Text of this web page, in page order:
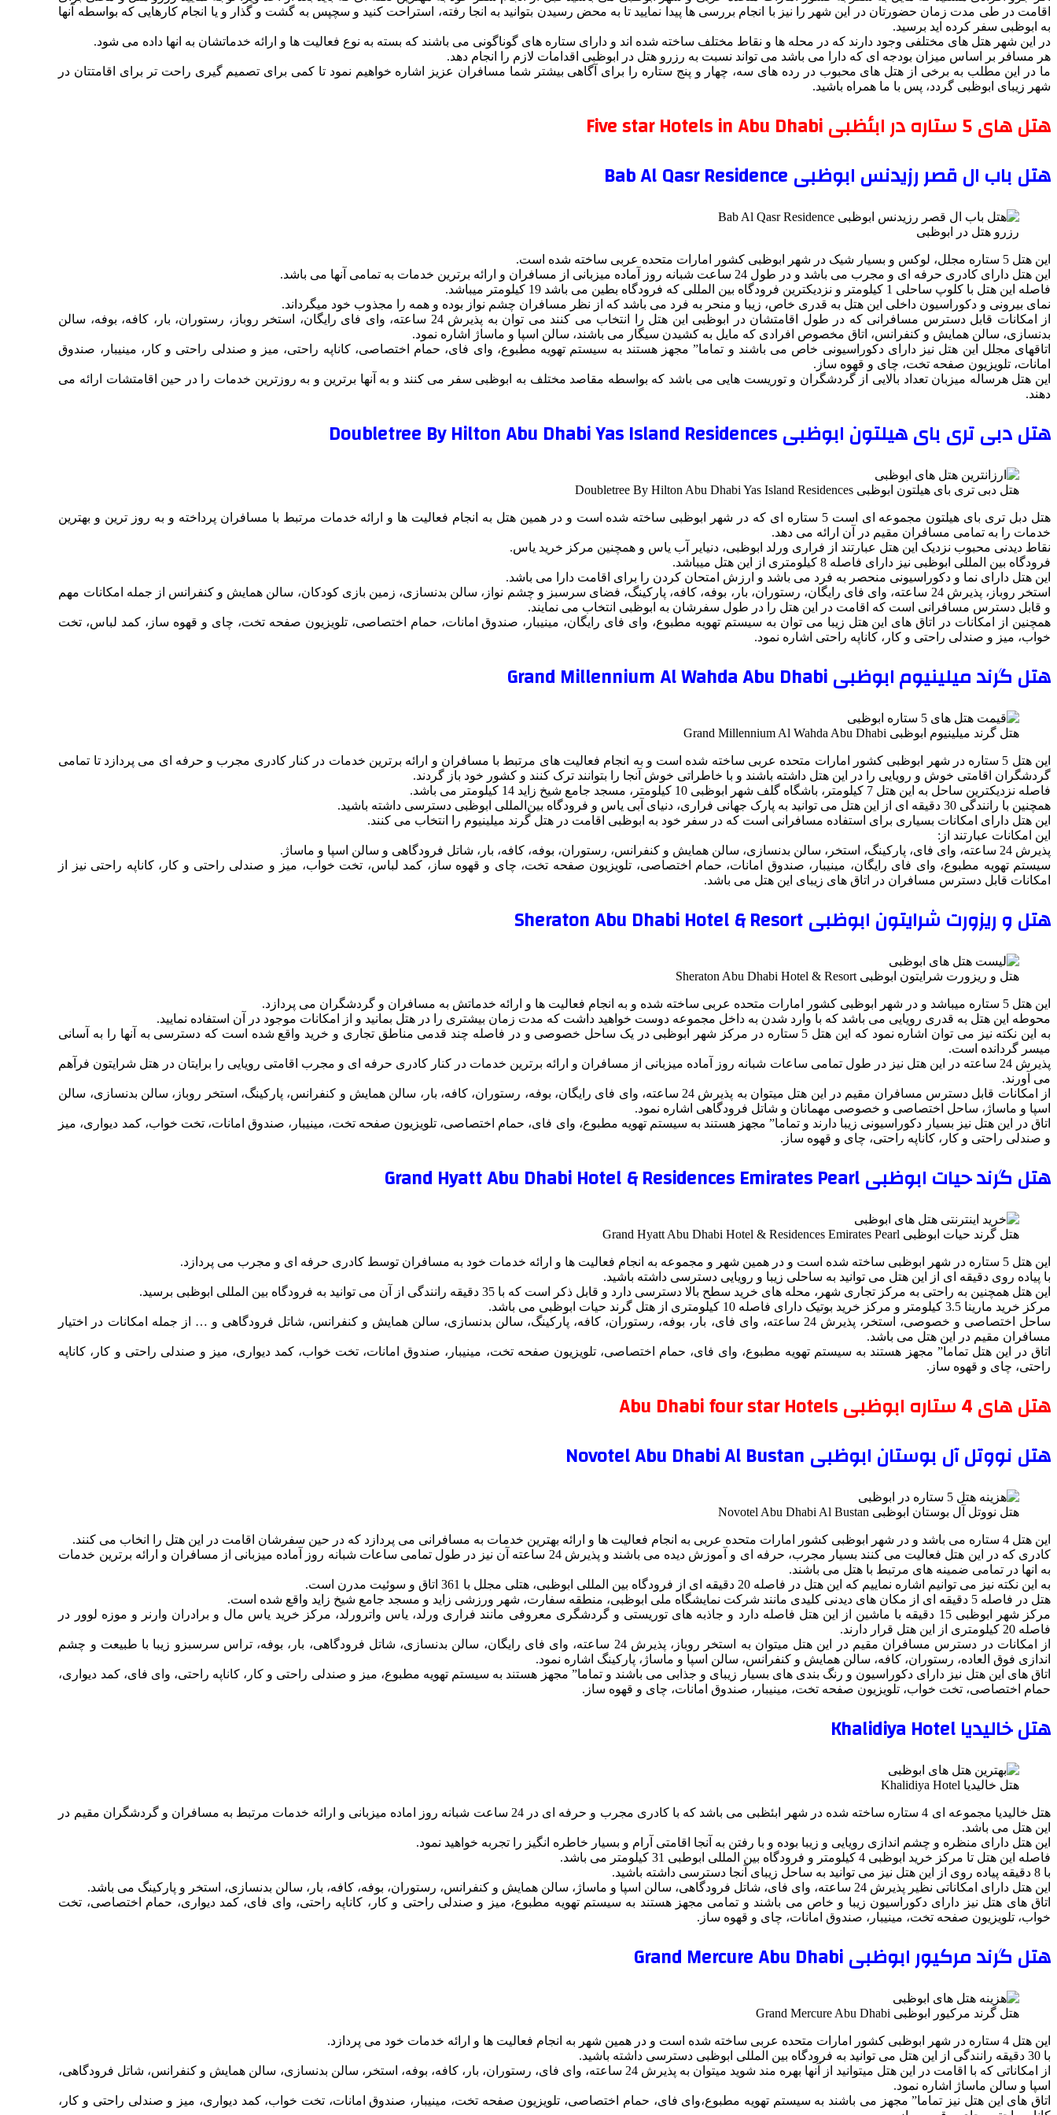
اقامت در طی مدت زمان حضورتان در این شهر را نیز با انجام بررسی ها پیدا نمایید تا به محض رسیدن بتوانید به انجا رفته، استراحت کنید و سچپس به گشت و گذار و یا انجام کارهایی که بواسطه آنها
به ابوظبی سفر کرده اید برسید.
در این شهر هتل های مختلفی وجود دارند که در محله ها و نقاط مختلف ساخته شده اند و دارای ستاره های گوناگونی می باشند که بسته به نوع فعالیت ها و ارائه خدماتشان به انها داده می شود.
هر مسافر بر اساس میزان بودجه ای که دارا می باشد می تواند نسبت به رزرو هتل در ابوظبی اقدامات لازم را انجام دهد.
ما در این مطلب به برخی از هتل های محبوب در رده های سه، چهار و پنج ستاره را برای آگاهی بیشتر شما مسافران عزیز اشاره خواهیم نمود تا کمی برای تصمیم گیری راحت تر برای اقامتتان در
شهر زیبای ابوظبی گردد، پس با ما همراه باشید.
هتل های 5 ستاره در ابئظبی Five star Hotels in Abu Dhabi
هتل باب ال قصر رزیدنس ابوظبی Bab Al Qasr Residence
رزرو هتل در ابوظبی
این هتل 5 ستاره مجلل، لوکس و بسیار شیک در شهر ابوظبی کشور امارات متحده عربی ساخته شده است.
این هتل دارای کادری حرفه ای و مجرب می باشد و در طول 24 ساعت شبانه روز آماده میزبانی از مسافران و ارائه برترین خدمات به تمامی آنها می باشد.
فاصله این هتل با کلوپ ساحلی 1 کیلومتر و نزدیکترین فرودگاه بین المللی که فرودگاه بطین می باشد 19 کیلومتر میباشد.
نمای بیرونی و دکوراسیون داخلی این هتل به قدری خاص، زیبا و منحر به فرد می باشد که از نظر مسافران چشم نواز بوده و همه را مجذوب خود میگرداند.
از امکانات قابل دسترس مسافرانی که در طول اقامتشان در ابوظبی این هتل را انتخاب می کنند می توان به پذیرش 24 ساعته، وای فای رایگان، استخر روباز، رستوران، بار، کافه، بوفه، سالن
بدنسازی، سالن همایش و کنفرانس، اتاق مخصوص افرادی که مایل به کشیدن سیگار می باشند، سالن اسپا و ماساژ اشاره نمود.
اتاقهای مجلل این هتل نیز دارای دکوراسیونی خاص می باشند و تماما” مجهز هستند به سیستم تهویه مطبوع، وای فای، حمام اختصاصی، کاناپه راحتی، میز و صندلی راحتی و کار، مینیبار، صندوق
امانات، تلویزیون صفحه تخت، چای و قهوه ساز.
این هتل هرساله میزبان تعداد بالایی از گردشگران و توریست هایی می باشد که بواسطه مقاصد مختلف به ابوظبی سفر می کنند و به آنها برترین و به روزترین خدمات را در حین اقامتشات ارائه می
دهند.
هتل دبی تری بای هیلتون ابوظبی Doubletree By Hilton Abu Dhabi Yas Island Residences
هتل دبی تری بای هیلتون ابوظبی Doubletree By Hilton Abu Dhabi Yas Island Residences
هتل دبل تری بای هیلتون مجموعه ای است 5 ستاره ای که در شهر ابوظبی ساخته شده است و در همین هتل به انجام فعالیت ها و ارائه خدمات مرتبط با مسافران پرداخته و به روز ترین و بهترین
خدمات را به تمامی مسافران مقیم در آن ارائه می دهد.
نقاط دیدنی محبوب نزدیک این هتل عبارتند از فراری ورلد ابوظبی، دنیایر آب یاس و همچنین مرکز خرید یاس.
فرودگاه بین المللی ابوظبی نیز دارای فاصله 8 کیلومتری از این هتل میباشد.
این هتل دارای نما و دکوراسیونی منحصر به فرد می باشد و ارزش امتحان کردن را برای اقامت دارا می باشد.
استخر روباز، پذیرش 24 ساعته، وای فای رایگان، رستوران، بار، بوفه، کافه، پارکینگ، فضای سرسبز و چشم نواز، سالن بدنسازی، زمین بازی کودکان، سالن همایش و کنفرانس از جمله امکانات مهم
و قابل دسترس مسافرانی است که اقامت در این هتل را در طول سفرشان به ابوظبی انتخاب می نمایند.
همچنین از امکانات در اتاق های این هتل زیبا می توان به سیستم تهویه مطبوع، وای فای رایگان، مینیبار، صندوق امانات، حمام اختصاصی، تلویزیون صفحه تخت، چای و قهوه ساز، کمد لباس، تخت
خواب، میز و صندلی راحتی و کار، کاناپه راحتی اشاره نمود.
هتل گرند میلینیوم ابوظبی Grand Millennium Al Wahda Abu Dhabi
هتل گرند میلینیوم ابوظبی Grand Millennium Al Wahda Abu Dhabi
این هتل 5 ستاره در شهر ابوظبی کشور امارات متحده عربی ساخته شده است و به انجام فعالیت های مرتبط با مسافران و ارائه برترین خدمات در کنار کادری مجرب و حرفه ای می پردازد تا تمامی
گردشگران اقامتی خوش و رویایی را در این هتل داشته باشند و با خاطراتی خوش آنجا را بتوانند ترک کنند و کشور خود باز گردند.
فاصله نزدیکترین ساحل به این هتل 7 کیلومتر، باشگاه گلف شهر ابوظبی 10 کیلومتر، مسجد جامع شیخ زاید 14 کیلومتر می باشد.
همچنین با رانندگی 30 دقیقه ای از این هتل می توانید به پارک جهانی فراری، دنیای آبی یاس و فرودگاه بین‌المللی ابوظبی دسترسی داشته باشید.
این هتل دارای امکانات بسیاری برای استفاده مسافرانی است که در سفر خود به ابوظبی اقامت در هتل گرند میلینیوم را انتخاب می کنند.
این امکانات عبارتند از:
پذیرش 24 ساعته، وای فای، پارکینگ، استخر، سالن بدنسازی، سالن همایش و کنفرانس، رستوران، بوفه، کافه، بار، شاتل فرودگاهی و سالن اسپا و ماساژ.
سیستم تهویه مطبوع، وای فای رایگان، مینیبار، صندوق امانات، حمام اختصاصی، تلویزیون صفحه تخت، چای و قهوه ساز، کمد لباس، تخت خواب، میز و صندلی راحتی و کار، کاناپه راحتی نیز از
امکانات قابل دسترس مسافران در اتاق های زیبای این هتل می باشد.
هتل و ریزورت شرایتون ابوظبی Sheraton Abu Dhabi Hotel & Resort
هتل و ریزورت شرایتون ابوظبی Sheraton Abu Dhabi Hotel & Resort
این هتل 5 ستاره میباشد و در شهر ابوظبی کشور امارات متحده عربی ساخته شده و به انجام فعالیت ها و ارائه خدماتش به مسافران و گردشگران می پردازد.
محوطه این هتل به قدری رویایی می باشد که با وارد شدن به داخل مجموعه دوست خواهید داشت که مدت زمان بیشتری را در هتل بمانید و از امکانات موجود در آن استفاده نمایید.
به این نکته نیز می توان اشاره نمود که این هتل 5 ستاره در مرکز شهر ابوظبی در یک ساحل خصوصی و در فاصله چند قدمی مناطق تجاری و خرید واقع شده است که دسترسی به آنها را به آسانی
میسر گردانده است.
پذیرش 24 ساعته در این هتل نیز در طول تمامی ساعات شبانه روز آماده میزبانی از مسافران و ارائه برترین خدمات در کنار کادری حرفه ای و مجرب اقامتی رویایی را برایتان در هتل شرایتون فرآهم
می آورند.
از امکانات قابل دسترس مسافران مقیم در این هتل میتوان به پذیرش 24 ساعته، وای فای رایگان، بوفه، رستوران، کافه، بار، سالن همایش و کنفرانس، پارکینگ، استخر روباز، سالن بدنسازی، سالن
اسپا و ماساژ، ساحل اختصاصی و خصوصی مهمانان و شاتل فرودگاهی اشاره نمود.
اتاق در این هتل نیز بسیار دکوراسیونی زیبا دارند و تماما” مجهز هستند به سیستم تهویه مطبوع، وای فای، حمام اختصاصی، تلویزیون صفحه تخت، مینیبار، صندوق امانات، تخت خواب، کمد دیواری، میز
و صندلی راحتی و کار، کاناپه راحتی، چای و قهوه ساز.
هتل گرند حیات ابوظبی Grand Hyatt Abu Dhabi Hotel & Residences Emirates Pearl
هتل گرند حیات ابوظبی Grand Hyatt Abu Dhabi Hotel & Residences Emirates Pearl
این هتل 5 ستاره در شهر ابوظبی ساخته شده است و در همین شهر و مجموعه به انجام فعالیت ها و ارائه خدمات خود به مسافران توسط کادری حرفه ای و مجرب می پردازد.
با پیاده روی دقیقه ای از این هتل می توانید به ساحلی زیبا و رویایی دسترسی داشته باشید.
این هتل همچنین به راحتی به مرکز تجاری شهر، محله‌ های خرید سطح بالا دسترسی دارد و قابل ذکر است که با 35 دقیقه رانندگی از آن می توانید به فرودگاه بین المللی ابوظبی برسید.
مرکز خرید مارینا 3.5 کیلومتر و مرکز خرید بوتیک دارای فاصله 10 کیلومتری از هتل گرند حیات ابوظبی می باشد.
ساحل اختصاصی و خصوصی، استخر، پذیرش 24 ساعته، وای فای، بار، بوفه، رستوران، کافه، پارکینگ، سالن بدنسازی، سالن همایش و کنفرانس، شاتل فرودگاهی و … از جمله امکانات در اختیار
مسافران مقیم در این هتل می باشد.
اتاق در این هتل تماما” مجهز هستند به سیستم تهویه مطبوع، وای فای، حمام اختصاصی، تلویزیون صفحه تخت، مینیبار، صندوق امانات، تخت خواب، کمد دیواری، میز و صندلی راحتی و کار، کاناپه
راحتی، چای و قهوه ساز.
هتل های 4 ستاره ابوظبی Abu Dhabi four star Hotels
هتل نووتل آل بوستان ابوظبی Novotel Abu Dhabi Al Bustan
هتل نووتل آل بوستان ابوظبی Novotel Abu Dhabi Al Bustan
این هتل 4 ستاره می باشد و در شهر ابوظبی کشور امارات متحده عربی به انجام فعالیت ها و ارائه بهترین خدمات به مسافرانی می پردازد که در حین سفرشان اقامت در این هتل را انخاب می کنند.
کادری که در این هتل فعالیت می کنند بسیار مجرب، حرفه ای و آموزش دیده می باشند و پذیرش 24 ساعته آن نیز در طول تمامی ساعات شبانه روز آماده میزبانی از مسافران و ارائه برترین خدمات
به انها در تمامی ضمینه های مرتبط با هتل می باشند.
به این نکته نیز می توانیم اشاره نماییم که این هتل در فاصله 20 دقیقه ای از فرودگاه بین المللی ابوظبی، هتلی مجلل با 361 اتاق و سوئیت مدرن است.
هتل در فاصله 5 دقیقه ای از مکان های دیدنی کلیدی مانند شرکت نمایشگاه ملی ابوظبی، منطقه سفارت، شهر ورزشی زاید و مسجد جامع شیخ زاید واقع شده است.
مرکز شهر ابوظبی 15 دقیقه با ماشین از این هتل فاصله دارد و جاذبه‌ های توریستی و گردشگری معروفی مانند فراری ورلد، یاس واترورلد، مرکز خرید یاس مال و برادران وارنر و موزه لوور در
فاصله 20 کیلومتری از این هتل قرار دارند.
از امکانات در دسترس مسافران مقیم در این هتل میتوان به استخر روباز، پذیرش 24 ساعته، وای فای رایگان، سالن بدنسازی، شاتل فرودگاهی، بار، بوفه، تراس سرسبزو زیبا با طبیعت و چشم
اندازی فوق العاده، رستوران، کافه، سالن همایش و کنفرانس، سالن اسپا و ماساژ، پارکینگ اشاره نمود.
اتاق های این هتل نیز دارای دکوراسیون و رنگ بندی های بسیار زیبای و جذابی می باشند و تماما” مجهز هستند به سیستم تهویه مطبوع، میز و صندلی راحتی و کار، کاناپه راحتی، وای فای، کمد دیواری،
حمام اختصاصی، تخت خواب، تلویزیون صفحه تخت، مینیبار، صندوق امانات، چای و قهوه ساز.
هتل خالیدیا Khalidiya Hotel
هتل خالیدیا Khalidiya Hotel
هتل خالیدیا مجموعه ای 4 ستاره ساخته شده در شهر ابئظبی می باشد که با کادری مجرب و حرفه ای در 24 ساعت شبانه روز اماده میزبانی و ارائه خدمات مرتبط به مسافران و گردشگران مقیم در
این هتل می باشد.
این هتل دارای منظره و چشم اندازی رویایی و زیبا بوده و با رفتن به آنجا اقامتی آرام و بسیار خاطره انگیز را تجربه خواهید نمود.
فاصله این هتل تا مرکز خرید ابوظبی 4 کیلومتر و فرودگاه بین المللی ابوطبی 31 کیلومتر می باشد.
با 8 دقیقه پیاده روی از این هتل نیز می توانید به ساحل زیبای آنجا دسترسی داشته باشید.
این هتل دارای امکاناتی نظیر پذیرش 24 ساعته، وای فای، شاتل فرودگاهی، سالن اسپا و ماساژ، سالن همایش و کنفرانس، رستوران، بوفه، کافه، بار، سالن بدنسازی، استخر و پارکینگ می باشد.
اتاق های هتل نیز دارای دکوراسیون زیبا و خاص می باشند و تمامی مجهز هستند به سیستم تهویه مطبوع، میز و صندلی راحتی و کار، کاناپه راحتی، وای فای، کمد دیواری، حمام اختصاصی، تخت
خواب، تلویزیون صفحه تخت، مینیبار، صندوق امانات، چای و قهوه ساز.
هتل گرند مرکیور ابوظبی Grand Mercure Abu Dhabi
هتل گرند مرکیور ابوظبی Grand Mercure Abu Dhabi
این هتل 4 ستاره در شهر ابوظبی کشور امارات متحده عربی ساخته شده است و در همین شهر به انجام فعالیت ها و ارائه خدمات خود می پردازد.
با 30 دقیقه رانندگی از این هتل می توانید به فرودگاه بین المللی ابوظبی دسترسی داشته باشید.
از امکاناتی که با اقامت در این هتل میتوانید از آنها بهره مند شوید میتوان به پذیرش 24 ساعته، وای فای، رستوران، بار، کافه، بوفه، استخر، سالن بدنسازی، سالن همایش و کنفرانس، شاتل فرودگاهی،
اسپا و سالن ماساژ اشاره نمود.
اتاق های این هتل نیز تماما” مجهز می باشند به سیستم تهویه مطبوع،وای فای، حمام اختصاصی، تلویزیون صفحه تخت، مینیبار، صندوق امانات، تخت خواب، کمد دیواری، میز و صندلی راحتی و کار،